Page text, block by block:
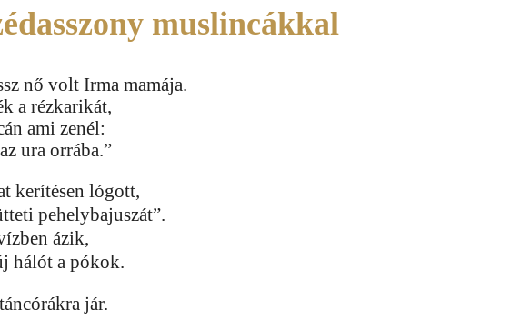
muslincákkal
nő volt Irma mamája.
a rézkarikát,
ami zenél:
ura orrába.”
kerítésen lógott,
pehelybajuszát”.
ázik,
hálót a pókok.
jár.